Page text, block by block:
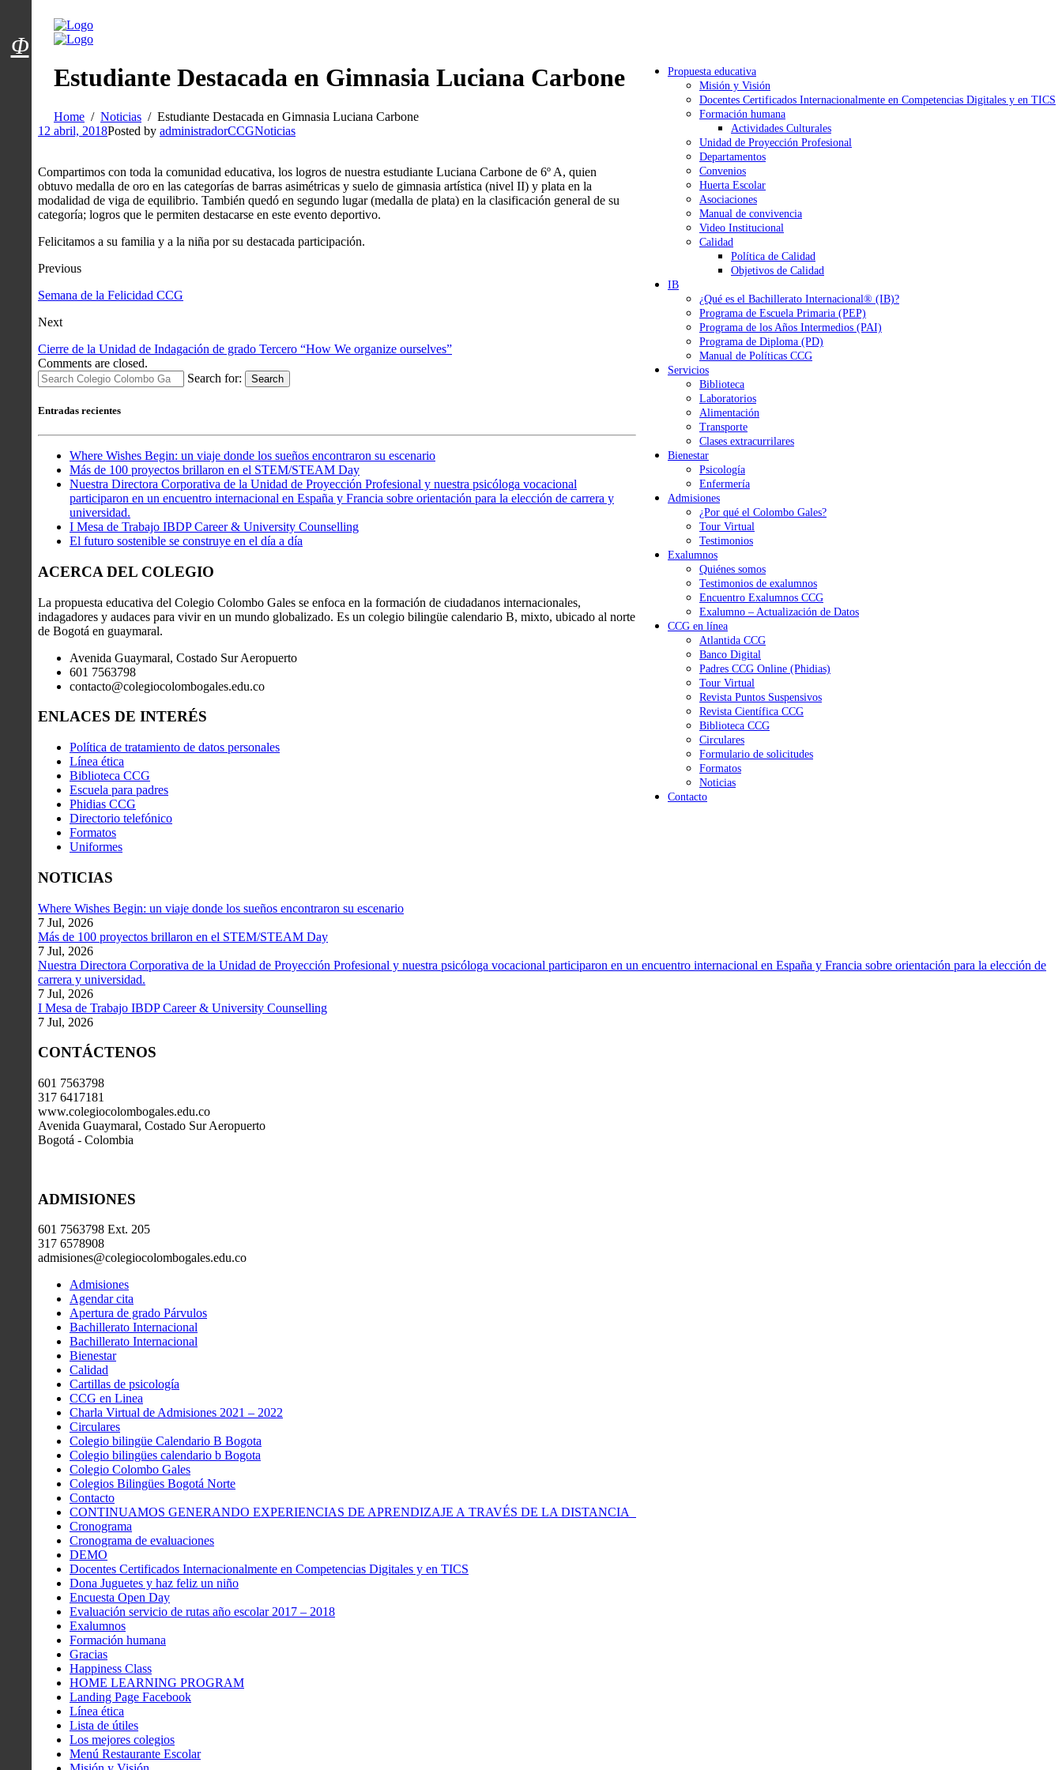
Menú usuarios
Propuesta educativa
Misión y Visión
Docentes Certificados Internacionalmente en Competencias Digitales y en TICS
Formación humana
Actividades Culturales
Unidad de Proyección Profesional
Departamentos
Convenios
Huerta Escolar
Asociaciones
Manual de convivencia
Video Institucional
Calidad
Política de Calidad
Objetivos de Calidad
IB
¿Qué es el Bachillerato Internacional® (IB)?
Programa de Escuela Primaria (PEP)
Programa de los Años Intermedios (PAI)
Programa de Diploma (PD)
Manual de Políticas CCG
Servicios
Biblioteca
Laboratorios
Alimentación
Transporte
Clases extracurrilares
Bienestar
Psicología
Enfermería
Admisiones
¿Por qué el Colombo Gales?
Tour Virtual
Testimonios
Exalumnos
Quiénes somos
Testimonios de exalumnos
Encuentro Exalumnos CCG
Exalumno – Actualización de Datos
CCG en línea
Atlantida CCG
Banco Digital
Padres CCG Online (Phidias)
Tour Virtual
Revista Puntos Suspensivos
Revista Científica CCG
Biblioteca CCG
Circulares
Formulario de solicitudes
Formatos
Noticias
Contacto
Estudiante Destacada en Gimnasia Luciana Carbone
Home Noticias
Estudiante Destacada en Gimnasia Luciana Carbone
12 abril, 2018Posted by administradorCCGNoticias
Compartimos con toda la comunidad educativa, los logros de nuestra estudiante Luciana Carbone de 6º A, quien
obtuvo medalla de oro en las categorías de barras asimétricas y suelo de gimnasia artística (nivel II) y plata en la
modalidad de viga de equilibrio. También quedó en segundo lugar (medalla de plata) en la clasificación general de su
categoría; logros que le permiten destacarse en este evento deportivo.
Felicitamos a su familia y a la niña por su destacada participación.
Previous
Semana de la Felicidad CCG
Next
Cierre de la Unidad de Indagación de grado Tercero “How We organize ourselves”
Comments are closed.
Search for:
Search
Entradas recientes
Where Wishes Begin: un viaje donde los sueños encontraron su escenario
Más de 100 proyectos brillaron en el STEM/STEAM Day
Nuestra Directora Corporativa de la Unidad de Proyección Profesional y nuestra psicóloga vocacional
participaron en un encuentro internacional en España y Francia sobre orientación para la elección de carrera y
universidad.
I Mesa de Trabajo IBDP Career & University Counselling
El futuro sostenible se construye en el día a día
ACERCA DEL COLEGIO
La propuesta educativa del Colegio Colombo Gales se enfoca en la formación de ciudadanos internacionales,
indagadores y audaces para vivir en un mundo globalizado. Es un colegio bilingüe calendario B, mixto, ubicado al norte
de Bogotá en guaymaral.
Avenida Guaymaral, Costado Sur Aeropuerto
601 7563798
contacto@colegiocolombogales.edu.co
ENLACES DE INTERÉS
Política de tratamiento de datos personales
Línea ética
Biblioteca CCG
Escuela para padres
Phidias CCG
Directorio telefónico
Formatos
Uniformes
NOTICIAS
Where Wishes Begin: un viaje donde los sueños encontraron su escenario
7 Jul, 2026
Más de 100 proyectos brillaron en el STEM/STEAM Day
7 Jul, 2026
Nuestra Directora Corporativa de la Unidad de Proyección Profesional y nuestra psicóloga vocacional participaron en un encuentro internacional en España y Francia sobre orientación para la elección de
carrera y universidad.
7 Jul, 2026
I Mesa de Trabajo IBDP Career & University Counselling
7 Jul, 2026
CONTÁCTENOS
601 7563798
317 6417181
www.colegiocolombogales.edu.co
Avenida Guaymaral, Costado Sur Aeropuerto
Bogotá - Colombia
ADMISIONES
601 7563798 Ext. 205
317 6578908
admisiones@colegiocolombogales.edu.co
Admisiones
Agendar cita
Apertura de grado Párvulos
Bachillerato Internacional
Bachillerato Internacional
Bienestar
Calidad
Cartillas de psicología
CCG en Linea
Charla Virtual de Admisiones 2021 – 2022
Circulares
Colegio bilingüe Calendario B Bogota
Colegio bilingües calendario b Bogota
Colegio Colombo Gales
Colegios Bilingües Bogotá Norte
Contacto
CONTINUAMOS GENERANDO EXPERIENCIAS DE APRENDIZAJE A TRAVÉS DE LA DISTANCIA
Cronograma
Cronograma de evaluaciones
DEMO
Docentes Certificados Internacionalmente en Competencias Digitales y en TICS
Dona Juguetes y haz feliz un niño
Encuesta Open Day
Evaluación servicio de rutas año escolar 2017 – 2018
Exalumnos
Formación humana
Gracias
Happiness Class
HOME LEARNING PROGRAM
Landing Page Facebook
Línea ética
Lista de útiles
Los mejores colegios
Menú Restaurante Escolar
Φ